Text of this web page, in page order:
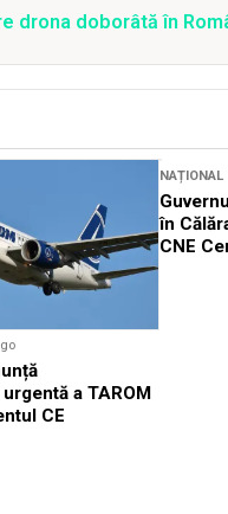
drona doborâtă în
a TAROM
CE
NAȚIONAL
în
CNE